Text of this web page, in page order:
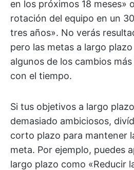
en los próximos 18 meses»
rotación del equipo en un
tres años». No verás
pero las metas a largo
algunos de los cambios
con el tiempo.
Si tus objetivos a largo
demasiado ambiciosos,
corto plazo para mantener
meta. Por ejemplo, puedes
largo plazo como «Reducir